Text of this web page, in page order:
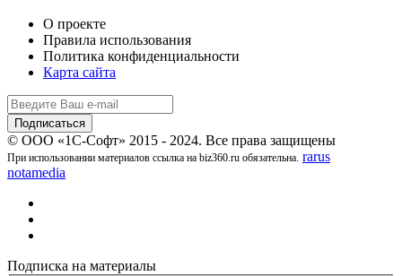
О проекте
Правила использования
Политика конфиденциальности
Карта сайта
© ООО «1С-Софт» 2015 - 2024. Все права защищены
При использовании материалов ссылка на biz360.ru обязательна. rarus
notamedia
Подписка на материалы